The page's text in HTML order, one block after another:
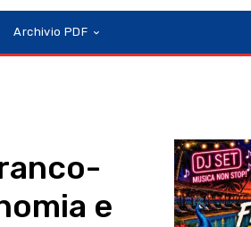
Archivio PDF
e